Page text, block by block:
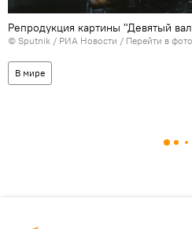
Репродукция картины "Девятый
© Sputnik / РИА Новости / Перейти в
В мире